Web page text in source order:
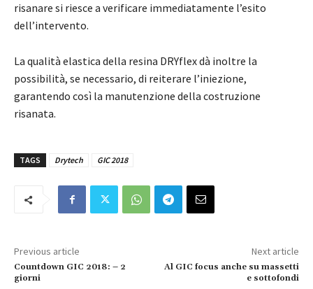
risanare si riesce a verificare immediatamente l’esito
dell’intervento.
La qualità elastica della resina DRYflex dà inoltre la
possibilità, se necessario, di reiterare l’iniezione,
garantendo così la manutenzione della costruzione
risanata.
TAGS Drytech GIC 2018
Previous article
Countdown GIC 2018: – 2
giorni
Next article
Al GIC focus anche su massetti
e sottofondi